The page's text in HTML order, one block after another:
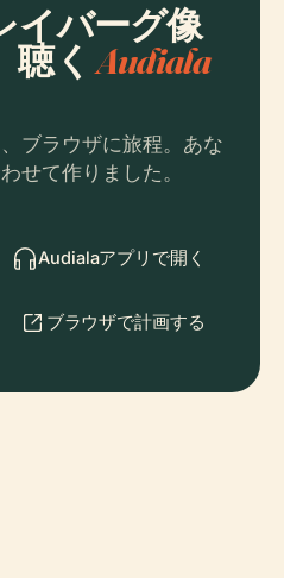
イバーグ像
聴くAudiala
ブラウザに旅程。あな
せて作りました。
Audialaアプリで開く
ブラウザで計画する